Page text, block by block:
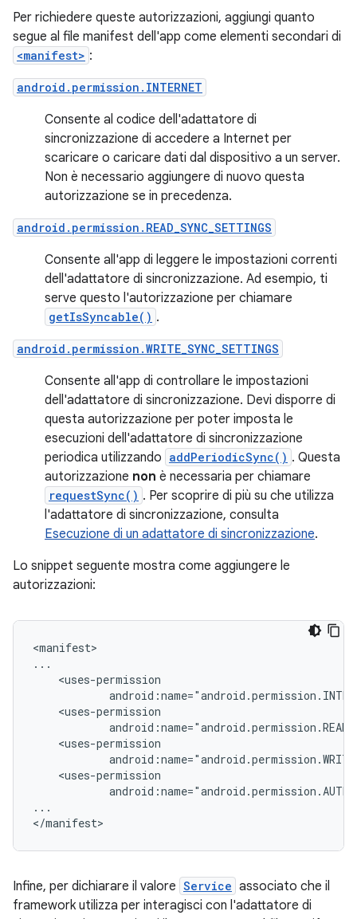
Per richiedere queste autorizzazioni, aggiungi quanto
segue al file manifest dell'app come elementi secondari di
<manifest> :
android.permission.INTERNET
Consente al codice dell'adattatore di
sincronizzazione di accedere a Internet per
scaricare o caricare dati dal dispositivo a un server.
Non è necessario aggiungere di nuovo questa
autorizzazione se in precedenza.
android.permission.READ_SYNC_SETTINGS
Consente all'app di leggere le impostazioni correnti
dell'adattatore di sincronizzazione. Ad esempio, ti
serve questo l'autorizzazione per chiamare
getIsSyncable() .
android.permission.WRITE_SYNC_SETTINGS
Consente all'app di controllare le impostazioni
dell'adattatore di sincronizzazione. Devi disporre di
questa autorizzazione per poter imposta le
esecuzioni dell'adattatore di sincronizzazione
periodica utilizzando addPeriodicSync() . Questa
autorizzazione non è necessaria per chiamare
requestSync() . Per scoprire di più su che utilizza
l'adattatore di sincronizzazione, consulta
Esecuzione di un adattatore di sincronizzazione.
Lo snippet seguente mostra come aggiungere le
autorizzazioni:
<manifest>
...
</manifest>
Infine, per dichiarare il valore Service associato che il
framework utilizza per interagisci con l'adattatore di